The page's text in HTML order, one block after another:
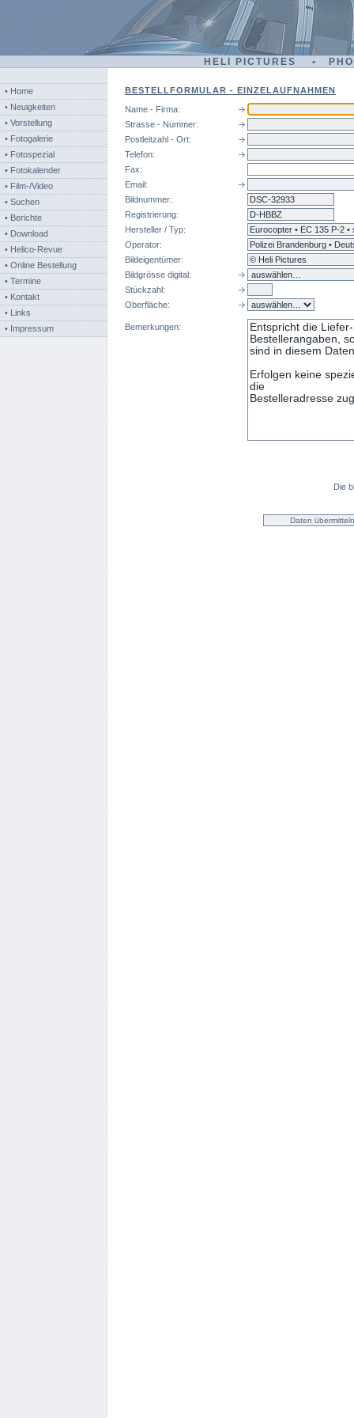
HELI PICTURES •
• Home
• Neuigkeiten
• Vorstellung
• Fotogalerie
• Fotospezial
• Fotokalender
• Film-/Video
• Suchen
• Berichte
• Download
• Helico-Revue
• Online Bestellung
• Termine
• Kontakt
• Links
• Impressum
BESTELLFORMULAR - EINZELAUFNAHMEN
Name - Firma:
Strasse - Nummer:
Postleitzahl - Ort:
Telefon:
Fax:
Email:
Bildnummer:
Registrierung:
Hersteller / Typ:
Operator:
Bildeigentümer:
Bildgrösse digital:
Stückzahl:
Oberfläche:
Bemerkungen:
Die